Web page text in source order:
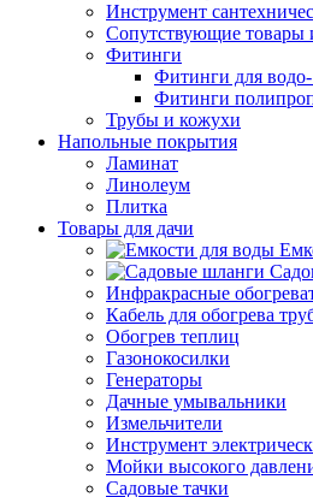
Инструмент
Сопутствующие товары
Фитинги
Фитинги для
Фитинги
Трубы и кожухи
Напольные покрытия
Ламинат
Линолеум
Плитка
Товары для дачи
Инфракрасные
Кабель для обогрева
Обогрев теплиц
Газонокосилки
Генераторы
Дачные умывальники
Измельчители
Инструмент
Мойки высокого
Садовые тачки